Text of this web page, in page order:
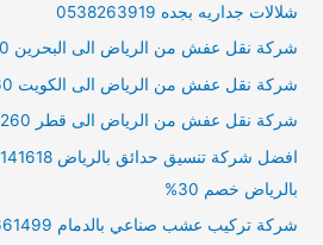
شلالات جداريه بجده 0538263919
شركة نقل عفش من الرياض الى البحرين 0561162260
شركة نقل عفش من الرياض الى الكويت 0561162260
شركة نقل عفش من الرياض الى قطر 0561162260
بالرياض خصم 30%
شركة تركيب عشب صناعي بالدمام 0573661499